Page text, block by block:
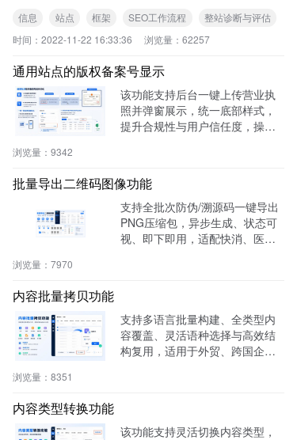
信息 站点 框架 SEO工作流程
整站诊断与评估
时间： 2022-11-22 16:33:36 浏览量： 62257
通用站点的版权备案号显示
该功能支持后台一键上传营业执
照并弹窗展示，统一底部样式，
提升合规性与用户信任度，操作
浏览量： 9342
批量导出二维码图像功能
支持全批次防伪/溯源码一键导出
PNG压缩包，异步生成、状态可
视、即下即用，适配快消、医
浏览量： 7970
内容批量拷贝功能
支持多语言批量构建、全类型内
容覆盖、灵活语种选择与高效结
构复用，适用于外贸、跨国企
浏览量： 8351
内容类型转换功能
该功能支持灵活切换内容类型，